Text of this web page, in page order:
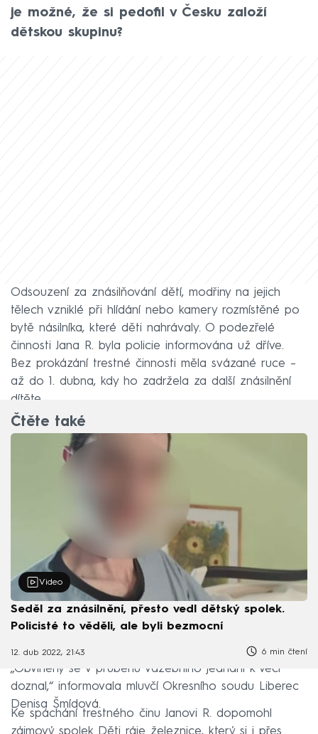
je možné, že si pedofil v Česku založí
dětskou skupinu?
Odsouzení za znásilňování dětí, modřiny na jejich
tělech vzniklé při hlídání nebo kamery rozmístěné po
bytě násilníka, které děti nahrávaly. O podezřelé
činnosti Jana R. byla policie informována už dříve.
Bez prokázání trestné činnosti měla svázané ruce –
až do 1. dubna, kdy ho zadržela za další znásilnění
dítěte.
Čtěte také
Video
Seděl za znásilnění, přesto vedl dětský spolek.
Policisté to věděli, ale byli bezmocní
12. dub 2022, 21:43 6 min čtení
„Obviněný se v průběhu vazebního jednání k věci
doznal,“ informovala mluvčí Okresního soudu Liberec
Denisa Šmídová.
Ke spáchání trestného činu Janovi R. dopomohl
zájmový spolek Děti ráje železnice, který si i přes